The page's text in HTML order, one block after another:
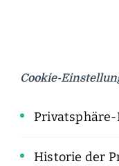
Cookie-
Historie der